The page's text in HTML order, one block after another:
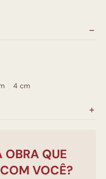
4 cm
OBRA QUE
VOCÊ?